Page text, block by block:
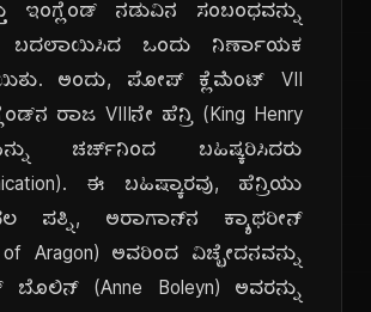
ಇಂಗ್ಲೆಂಡ್ ನಡುವಿನ ಸಂಬಂಧವನ್ನು
ಬದಲಾಯಿಸಿದ ಒಂದು ನಿರ್ಣಾಯಕ
ಅಂದು, ಪೋಪ್ ಕ್ಲೆಮೆಂಟ್ VII
ರಾಜ VIIIನೇ ಹೆನ್ರಿ (King Henry
ಚರ್ಚ್‌ನಿಂದ ಬಹಿಷ್ಕರಿಸಿದರು
ಈ ಬಹಿಷ್ಕಾರವು, ಹೆನ್ರಿಯು
ಪತ್ನಿ, ಅರಾಗಾನ್‌ನ ಕ್ಯಾಥರೀನ್
of Aragon) ಅವರಿಂದ ವಿಚ್ಛೇದನವನ್ನು
(Anne Boleyn) ಅವರನ್ನು